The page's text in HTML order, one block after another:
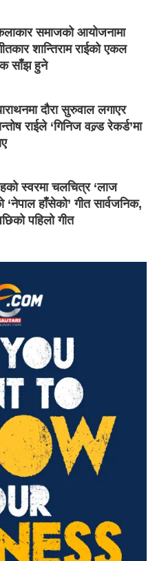
समाजको आयोजनामा
शान्तिराम राईको एकल
साँझ हुने
दौरा सुरुवाल लगाएर
राईले ‘गिनिज वल्र्ड रेकर्ड’मा
स्वरमा चलचित्र ‘लाज
‘नेपाल हाँसेको’ गीत सार्वजनिक,
पहिलो गीत